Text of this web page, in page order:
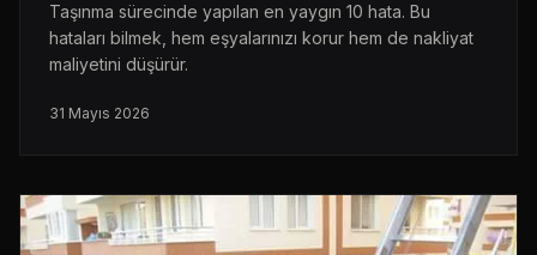
Taşınma sürecinde yapılan en yaygın 10 hata. Bu
hataları bilmek, hem eşyalarınızı korur hem de nakliyat
maliyetini düşürür.
31 Mayıs 2026